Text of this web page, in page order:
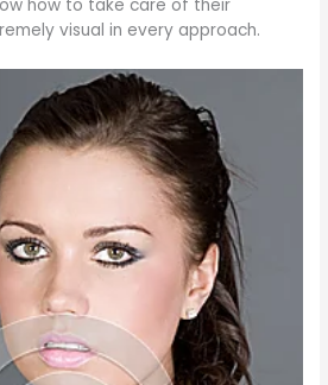
how to take care of their
visual in every approach.